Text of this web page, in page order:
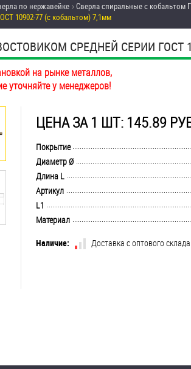
по нержавейке
Сверла спиральные с кобальтом
10902-77 (с кобальтом) 7,1мм
СРЕДНЕЙ СЕРИИ ГОСТ
на рынке металлов,
уточняйте у менеджеров!
ЦЕНА ЗА 1 ШТ: 145.89
Покрытие
Диаметр Ø
Длина L
Артикул
L1
Материал
Наличие:
Доставка с оптового